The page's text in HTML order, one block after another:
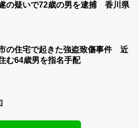
の疑いで72歳の男を逮捕 香川県
の住宅で起きた強盗致傷事件 近
む64歳男を指名手配